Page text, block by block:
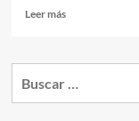
Leer más